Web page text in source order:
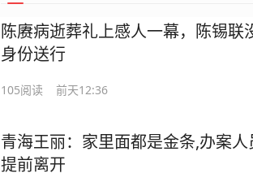
陈赓病逝葬礼上感人一幕，陈锡联
身份送行
105阅读 前天12:36
青海王丽：家里面都是金条,办案
提前离开